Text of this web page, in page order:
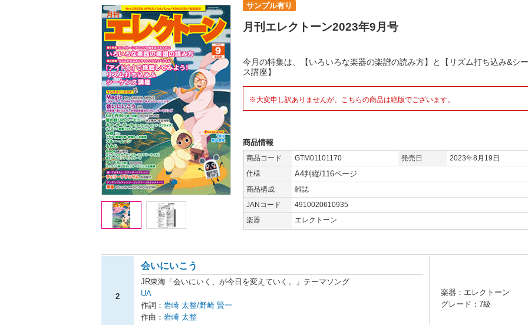
サンプル有り
月刊エレクトーン2023年9月号
今月の特集は、【いろいろな楽器の楽譜の読み方】と【リズム打ち込み&シ
ス講座】
※大変申し訳ありませんが、こちらの商品は絶版でございます。
商品情報
商品コード GTM01101170 発売日
2023年8月19日
仕様
A4判縦/116ページ
商品構成
雑誌
JANコード
4910020610935
楽器
エレクトーン
2
会いにいこう
JR東海「会いにいく、が今日を変えていく。」テーマソング
UA
作詞： 岩崎 太整/野崎 賢一
作曲： 岩崎 太整
楽器：エレクトーン
グレード：7級